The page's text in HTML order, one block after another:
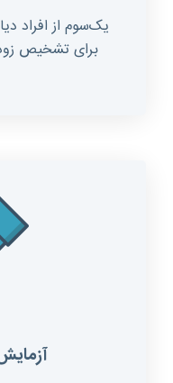
یک‌سوم از افراد
برای تشخیص